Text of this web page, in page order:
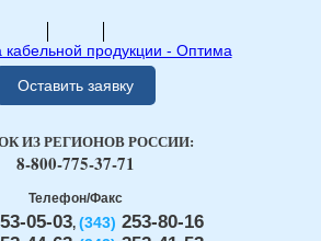
Оставить заявку
Телефон/Факс
05-03, (343) 253-80-16
ИЗ РЕГИОНОВ РОССИИ:
8-800-775-37-71